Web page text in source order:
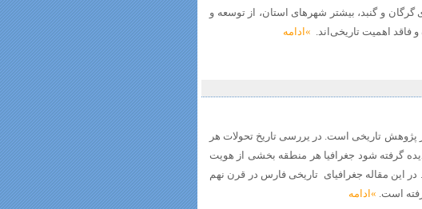
و گنبد، بیشتر شهرهای استان، از توسعه و
فاقد اهمیت تاریخی‌اند. »ادامه
پژوهش تاریخی است. در یررسی تاریخ تحولات هر
گرفته شود جغرافیا هر منطقه بخشی از هویت
این مقاله جغرافیای تاریخی فارس در قرن نهم
است. »ادامه